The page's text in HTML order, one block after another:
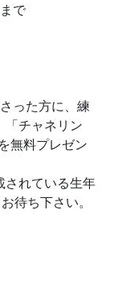
で
った方に、練
「チャネリン
無料プレゼン
されている生年
待ち下さい。